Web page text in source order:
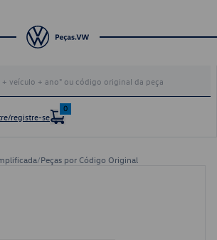
registre-se
0
/Peças por Código Original